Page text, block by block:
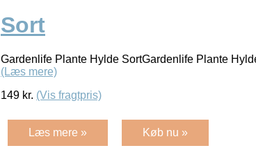
Sort
Gardenlife Plante Hylde SortGardenlife Plante
(Læs mere)
149 kr. (Vis fragtpris)
Læs mere » Køb nu »